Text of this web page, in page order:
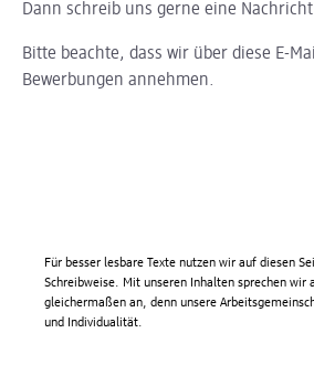
Dann schreib uns gerne eine
Bitte beachte, dass wir über diese E-
Bewerbungen annehmen.
Für besser lesbare Texte nutzen wir auf diesen
Schreibweise. Mit unseren Inhalten sprechen wir
gleichermaßen an, denn unsere
und Individualität.